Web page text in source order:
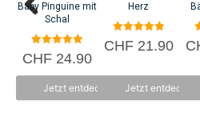
Baby Pinguine mit
Schal
5.00
von 5
CHF24.90
Jetzt entdecken
Herz
5.00
von 5
CHF21.90
Jetzt entdecken